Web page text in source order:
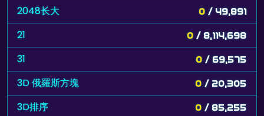
2048长大 0 / 49,891
21 0 / 8,114,698
31 0 / 69,575
3D 俄羅斯方塊 0 / 20,305
3D排序 0 / 85,255